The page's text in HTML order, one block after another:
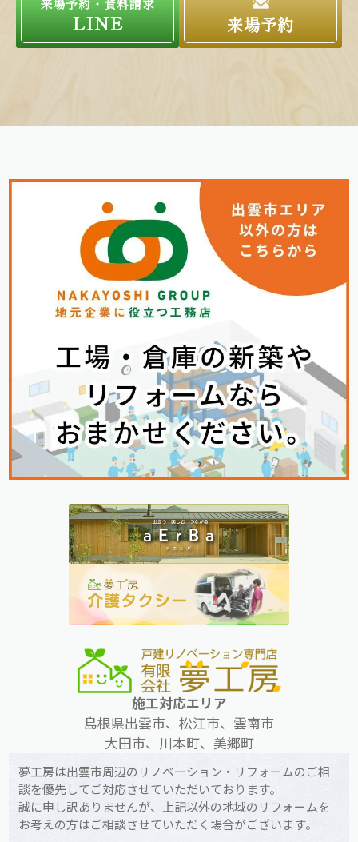
LINE 来場予約
施工対応エリア
島根県出雲市、松江市、雲南市
大田市、川本町、美郷町
夢工房は出雲市周辺のリノベーション・リフォームのご相
談を優先してご対応させていただいております。
誠に申し訳ありませんが、上記以外の地域のリフォームを
お考えの方はご相談させていただく場合がございます。